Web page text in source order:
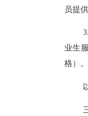
员提
业生
格）。